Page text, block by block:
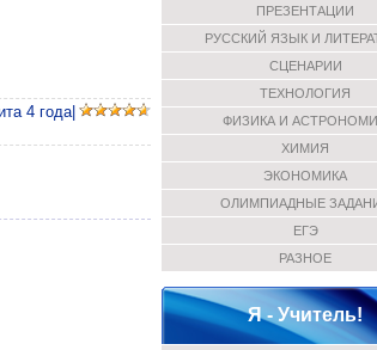
4 года|
ПРЕЗЕНТАЦИИ
РУССКИЙ ЯЗЫК И
СЦЕНАРИИ
ТЕХНОЛОГИЯ
ФИЗИКА И
ХИМИЯ
ЭКОНОМИКА
ОЛИМПИАДНЫЕ
ЕГЭ
РАЗНОЕ
Я - Учитель!